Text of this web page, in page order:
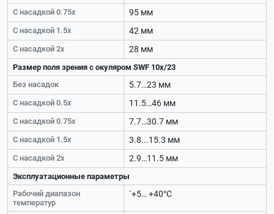
С насадкой 0.75х 95 мм
С насадкой 1.5х 42 мм
С насадкой 2х 28 мм
Размер поля зрения с окуляром SWF 10х/23
Без насадок
5.7…23 мм
С насадкой 0.5х 11.5…46 мм
С насадкой 0.75х 7.7…30.7 мм
С насадкой 1.5х 3.8...15.3 мм
С насадкой 2х 2.9…11.5 мм
Эксплуатационные параметры
Рабочий диапазон
температур
`+5… +40°C